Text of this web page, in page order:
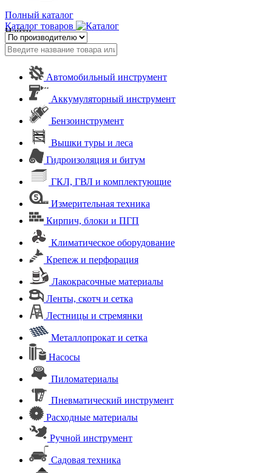
Полный каталог
Каталог товаров
Найти
Автомобильный инструмент
Аккумуляторный инструмент
Бензоинструмент
Вышки туры и леса
Гидроизоляция и битум
ГКЛ, ГВЛ и комплектующие
Измерительная техника
Кирпич, блоки и ПГП
Климатическое оборудование
Крепеж и перфорация
Лакокрасочные материалы
Ленты, скотч и сетка
Лестницы и стремянки
Металлопрокат и сетка
Насосы
Пиломатериалы
Пневматический инструмент
Расходные материалы
Ручной инструмент
Садовая техника